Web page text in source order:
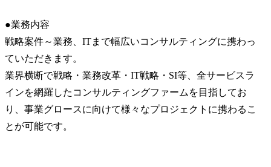
●業務内容
戦略案件～業務、ITまで幅広いコンサルティングに携わっ
ていただきます。
業界横断で戦略・業務改革・IT戦略・SI等、全サービスラ
インを網羅したコンサルティングファームを目指してお
り、事業グロースに向けて様々なプロジェクトに携わるこ
とが可能です。